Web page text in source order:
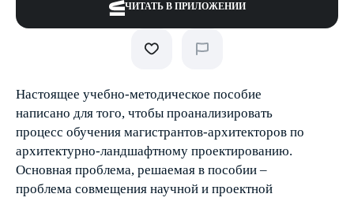
ЧИТАТЬ В ПРИЛОЖЕНИИ
Настоящее учебно-методическое пособие
написано для того, чтобы проанализировать
процесс обучения магистрантов-архитекторов по
архитектурно-ландшафтному проектированию.
Основная проблема, решаемая в пособии –
проблема совмещения научной и проектной